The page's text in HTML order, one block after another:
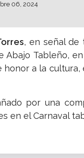
06, 2024
, en señal de
Abajo Tableño,
a la
por una
en el Carnaval